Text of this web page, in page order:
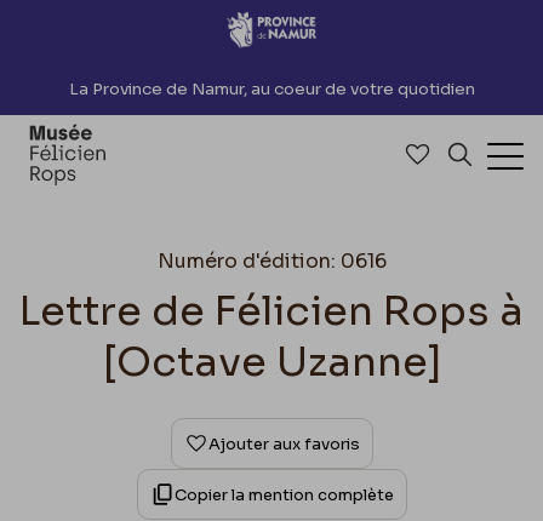
Accèder directement au contenu
La Province de Namur, au coeur de votre quotidien
Accéder à
Numéro d'édition: 0616
Lettre de Félicien Rops à
[Octave Uzanne]
Ajouter aux favoris
Copier la mention complète